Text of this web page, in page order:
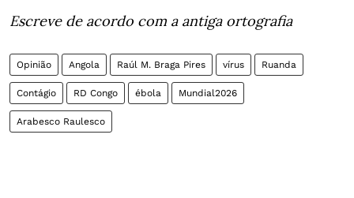
Escreve de acordo com a antiga ortografia
Opinião Angola Raúl M. Braga Pires vírus Ruanda
Contágio RD Congo ébola Mundial2026
Arabesco Raulesco